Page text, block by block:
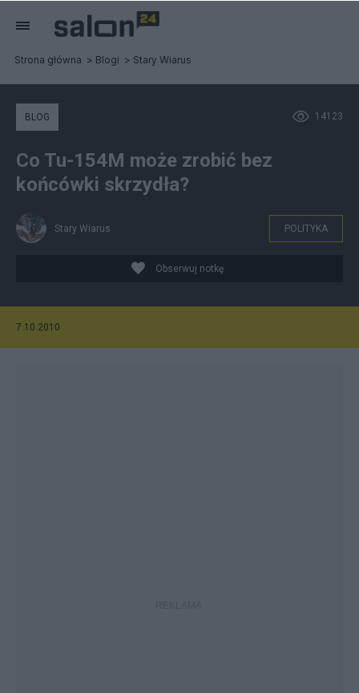
Strona główna Blogi Stary Wiarus
14123
BLOG
Co Tu-154M może zrobić bez
końcówki skrzydła?
Stary Wiarus POLITYKA
Obserwuj notkę
7.10.2010